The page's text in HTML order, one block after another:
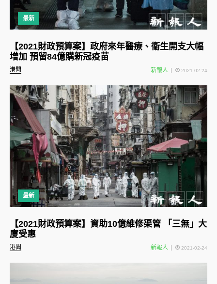
最新
港聞
【2021財政預算案】政府來年醫療、衞生開支大幅
增加 預留84億購新冠疫苗
新報人 2021-02-24
最新
港聞
【2021財政預算案】資助10億維修渠管 「三無」大
廈受惠
新報人 2021-02-24